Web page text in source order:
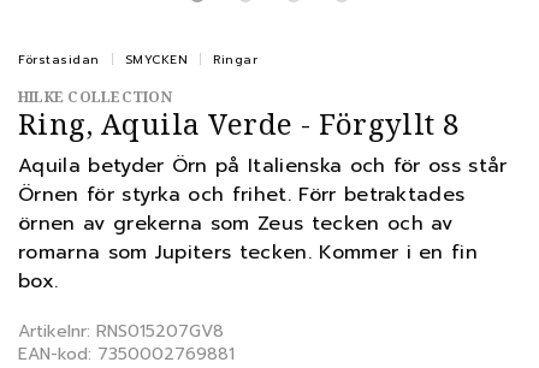
Förstasidan SMYCKEN Ringar
HILKE COLLECTION
Ring, Aquila Verde - Förgyllt 8
Aquila betyder Örn på Italienska och för oss står
Örnen för styrka och frihet. Förr betraktades
örnen av grekerna som Zeus tecken och av
romarna som Jupiters tecken. Kommer i en fin
box.
Artikelnr: RNS015207GV8
EAN-kod: 7350002769881